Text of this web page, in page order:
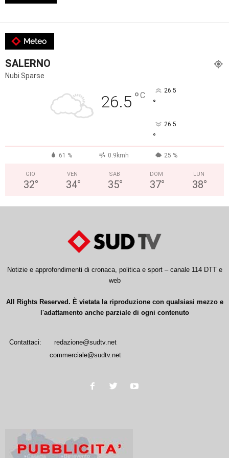
Meteo
SALERNO
Nubi Sparse
26.5 °C 26.5
°
26.5
°
61 % 0.9kmh 25 %
GIO
32°
VEN
34°
SAB
35°
DOM
37°
LUN
38°
Notizie e approfondimenti di cronaca, politica e sport – canale 114 DTT e
web
All Rights Reserved. È vietata la riproduzione con qualsiasi mezzo e
l'adattamento anche parziale di ogni contenuto
Contattaci:
redazione@sudtv.net
commerciale@sudtv.net